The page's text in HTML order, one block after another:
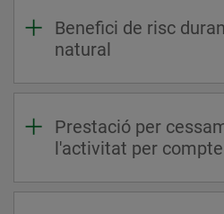
Benefici de risc
natural
Prestació per
l'activitat per